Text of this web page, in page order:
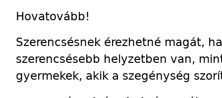
Hovatovább!
Szerencsésnek érezhetné magát,
szerencsésebb helyzetben van,
gyermekek, akik a szegénység